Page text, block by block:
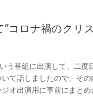
”コロナ禍のクリ
う番組に出演して、二度
て話しましたので、その
オ出演用に事前にまとめ